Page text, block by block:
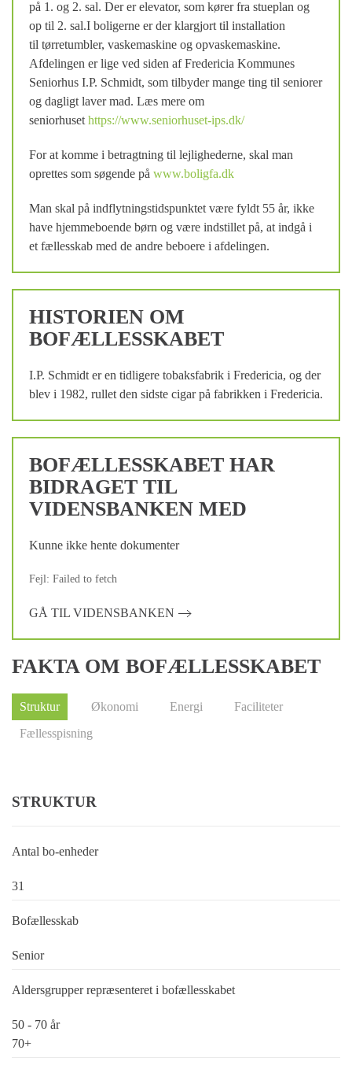
på 1. og 2. sal. Der er elevator, som kører fra stueplan og
op til 2. sal.I boligerne er der klargjort til installation
til tørretumbler, vaskemaskine og opvaskemaskine.
Afdelingen er lige ved siden af Fredericia Kommunes
Seniorhus I.P. Schmidt, som tilbyder mange ting til seniorer
og dagligt laver mad. Læs mere om
seniorhuset https://www.seniorhuset-ips.dk/
For at komme i betragtning til lejlighederne, skal man
oprettes som søgende på www.boligfa.dk
Man skal på indflytningstidspunktet være fyldt 55 år, ikke
have hjemmeboende børn og være indstillet på, at indgå i
et fællesskab med de andre beboere i afdelingen.
HISTORIEN OM
BOFÆLLESSKABET
I.P. Schmidt er en tidligere tobaksfabrik i Fredericia, og der
blev i 1982, rullet den sidste cigar på fabrikken i Fredericia.
BOFÆLLESSKABET HAR
BIDRAGET TIL
VIDENSBANKEN MED
Kunne ikke hente dokumenter
Fejl: Failed to fetch
GÅ TIL VIDENSBANKEN
FAKTA OM BOFÆLLESSKABET
Struktur Økonomi Energi
Faciliteter
Fællesspisning
STRUKTUR
Antal bo-enheder
31
Bofællesskab
Senior
Aldersgrupper repræsenteret i bofællesskabet
50 - 70 år
70+